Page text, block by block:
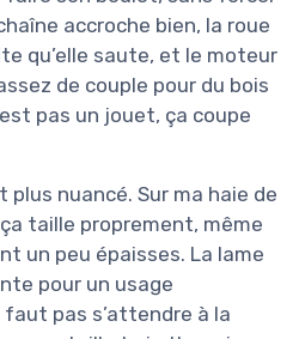
accroche bien, la roue
qu’elle saute, et le moteur
de couple pour du bois
pas un jouet, ça coupe
plus nuancé. Sur ma haie de
taille proprement, même
un peu épaisses. La lame
pour un usage
pas s’attendre à la